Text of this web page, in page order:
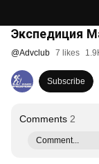
Экспедиция
@Advclub 7 likes
Subscribe
Comments 2
Comment...